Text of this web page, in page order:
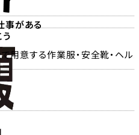
事がある
意する作業服・安全靴・ヘル